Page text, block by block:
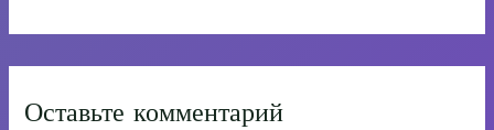
Оставьте комментарий